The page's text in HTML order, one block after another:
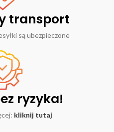
transport
są ubezpieczone
ryzyka!
kliknij tutaj